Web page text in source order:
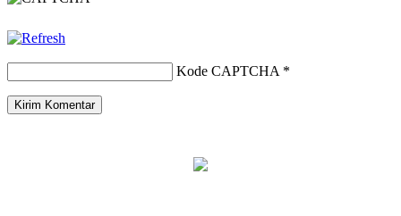
Kode CAPTCHA *